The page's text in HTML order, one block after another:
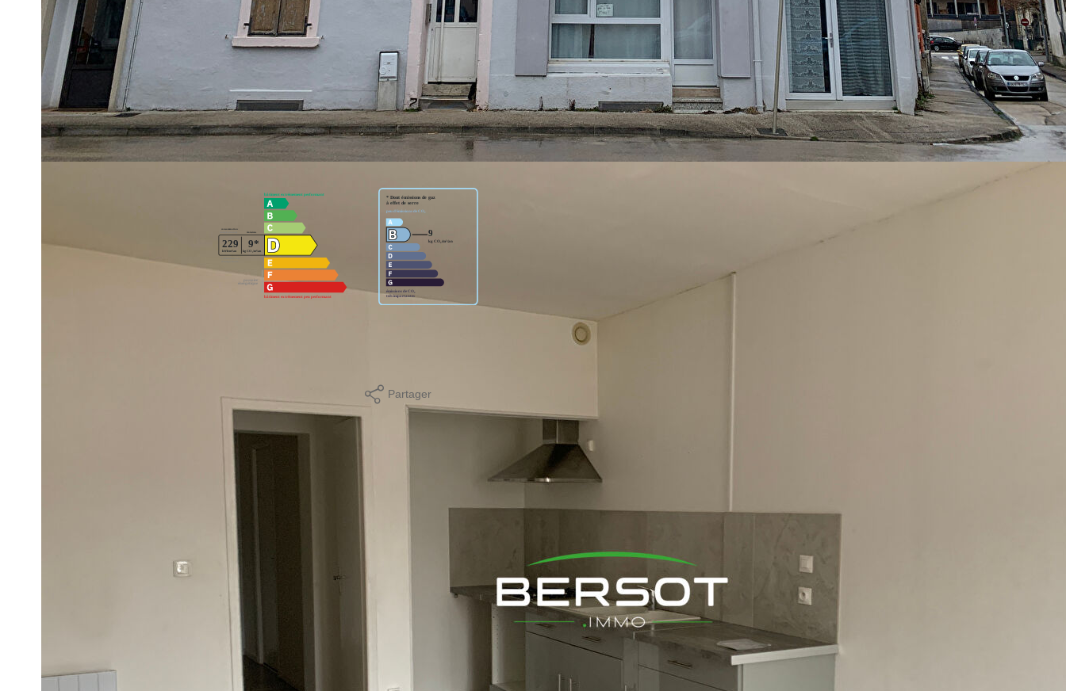
Une opportunité rare sur le secteur, alliant surface généreuse et localisation centrale.
Pas de procédure judiciaire en cours, nombres de lots dans la copropriété 40, montant des charges annuelles 1186€
À visiter sans tarder, en exclusivité avec l'agence Bersot Immobilier.
contact : Jérôme BENARD 0623311136 ou jbenard@bersot.net
**Honoraires à la charge du vendeur
Diagnostics énergétiques
Montant estimé des dépenses annuelles d'énergie pour un usage standard entre 1880€ et 2600€. indexées aux années
Imprimer Partager
Caractéristiques détaillées